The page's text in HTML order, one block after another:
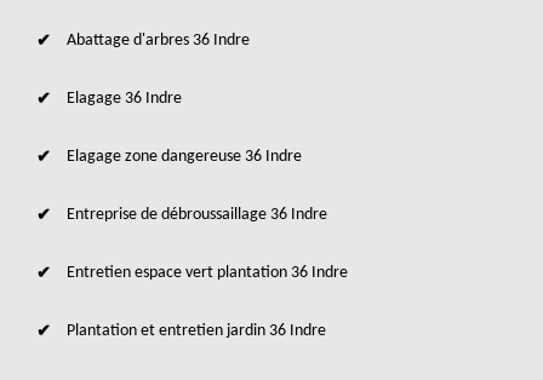
Abattage d'arbres 36 Indre
Elagage 36 Indre
Elagage zone dangereuse 36 Indre
Entreprise de débroussaillage 36 Indre
Entretien espace vert plantation 36 Indre
Plantation et entretien jardin 36 Indre